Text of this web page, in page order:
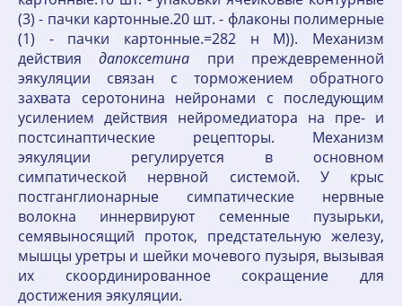
(3) - пачки картонные.20 шт. - флаконы полимерные
(1) - пачки картонные.=282 н М)). Механизм
действиядапоксетина при преждевременной
эякуляции связан с торможением обратного
захвата серотонина нейронами с последующим
усилением действия нейромедиатора на пре- и
постсинаптические рецепторы. Механизм
эякуляции регулируется в основном
симпатической нервной системой. У крыс
постганглионарные симпатические нервные
волокна иннервируют семенные пузырьки,
семявыносящий проток, предстательную железу,
мышцы уретры и шейки мочевого пузыря, вызывая
их скоординированное сокращение для
достижения эякуляции.